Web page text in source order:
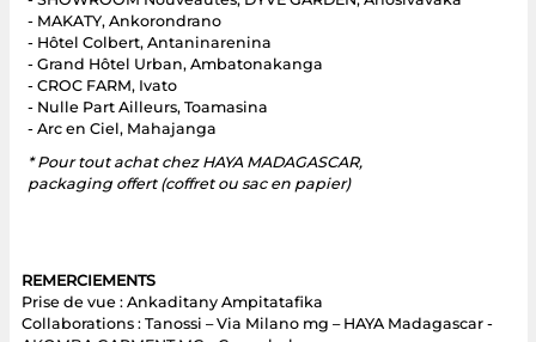
- SHOWROOM Nouveautés, DYVE GARDEN, Anosivavaka
- MAKATY, Ankorondrano
- Hôtel Colbert, Antaninarenina
- Grand Hôtel Urban, Ambatonakanga
- CROC FARM, Ivato
- Nulle Part Ailleurs, Toamasina
- Arc en Ciel, Mahajanga
* Pour tout achat chez HAYA MADAGASCAR,
packaging offert (coffret ou sac en papier)
REMERCIEMENTS
Prise de vue : Ankaditany Ampitatafika
Collaborations : Tanossi – Via Milano mg – HAYA Madagascar -